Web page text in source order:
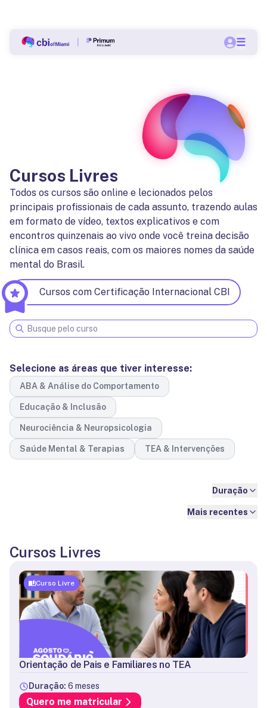
Bolsas a partir de 60% nas pós-graduações do CBI.
☰
Cursos Livres
Todos os cursos são online e lecionados pelos
principais profissionais de cada assunto, trazendo aulas
em formato de vídeo, textos explicativos e com
encontros quinzenais ao vivo onde você treina decisão
clínica em casos reais, com os maiores nomes da saúde
mental do Brasil.
Cursos com Certificação Internacional CBI
Selecione as áreas que tiver interesse:
ABA & Análise do Comportamento
Educação & Inclusão
Neurociência & Neuropsicologia
Saúde Mental & Terapias TEA & Intervenções
Duração
Mais recentes
Cursos Livres
Curso Livre
Orientação de Pais e Familiares no TEA
Duração: 6 meses
Quero me matricular